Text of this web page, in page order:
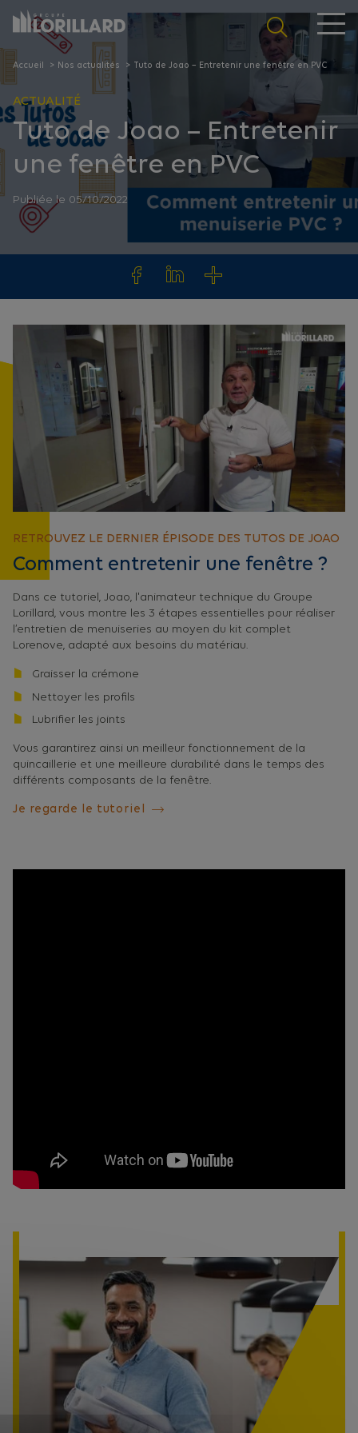
Accueil Nos actualités Tuto de Joao – Entretenir une fenêtre en PVC
ACTUALITÉ
Tuto de Joao – Entretenir
une fenêtre en PVC
Publiée le 05/10/2022
RETROUVEZ LE DERNIER ÉPISODE DES TUTOS DE JOAO
Comment entretenir une fenêtre ?
Dans ce tutoriel, Joao, l'animateur technique du Groupe
Lorillard, vous montre les 3 étapes essentielles pour réaliser
l’entretien de menuiseries au moyen du kit complet
Lorenove, adapté aux besoins du matériau.
Graisser la crémone
Nettoyer les profils
Lubrifier les joints
Vous garantirez ainsi un meilleur fonctionnement de la
quincaillerie et une meilleure durabilité dans le temps des
différents composants de la fenêtre.
Je regarde le tutoriel